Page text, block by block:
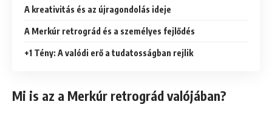
A kreativitás és az újragondolás ideje
A Merkúr retrográd és a személyes fejlődés
+1 Tény: A valódi erő a tudatosságban rejlik
Mi is az a Merkúr retrográd valójában?